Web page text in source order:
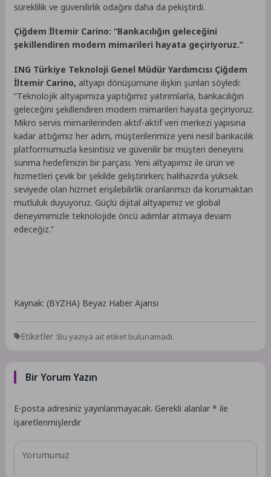
süreklilik ve güvenilirlik odağını daha da pekiştirdi.
Çiğdem İltemir Carino: “Bankacılığın geleceğini
şekillendiren modern mimarileri hayata geçiriyoruz.”
ING Türkiye Teknoloji Genel Müdür Yardımcısı Çiğdem
İltemir Carino, altyapı dönüşümüne ilişkin şunları söyledi:
“Teknolojik altyapımıza yaptığımız yatırımlarla, bankacılığın
geleceğini şekillendiren modern mimarileri hayata geçiriyoruz.
Mikro servis mimarilerinden aktif-aktif veri merkezi yapısına
kadar attığımız her adım, müşterilerimize yeni nesil bankacılık
platformumuzla kesintisiz ve güvenilir bir müşteri deneyimi
sunma hedefimizin bir parçası. Yeni altyapımız ile ürün ve
hizmetleri çevik bir şekilde geliştirirken; halihazırda yüksek
seviyede olan hizmet erişilebilirlik oranlarımızı da korumaktan
mutluluk duyuyoruz. Güçlü dijital altyapımız ve global
deneyimimizle teknolojide öncü adımlar atmaya devam
edeceğiz.”
Kaynak: (BYZHA) Beyaz Haber Ajansı
Etiketler :Bu yazıya ait etiket bulunamadı.
Bir Yorum Yazın
E-posta adresiniz yayınlanmayacak. Gerekli alanlar* ile
işaretlenmişlerdir